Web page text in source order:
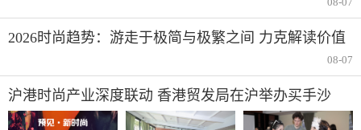
2026时尚趋势：游走于极简与极繁之间 力克解读价值
08-07
沪港时尚产业深度联动 香港贸发局在沪举办买手沙
龙，推动业界交流